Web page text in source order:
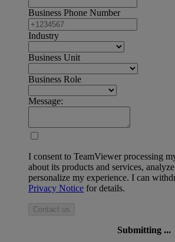
Business Phone Number
Industry
Business Unit
Business Role
Message:
I consent to TeamViewer processing
about its products and services,
personalize my experience. I can
Privacy Notice for details.
Contact us
Submitting ...